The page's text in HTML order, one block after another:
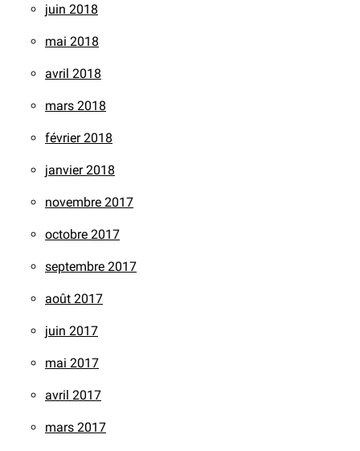
juin 2018
mai 2018
avril 2018
mars 2018
février 2018
janvier 2018
novembre 2017
octobre 2017
septembre 2017
août 2017
juin 2017
mai 2017
avril 2017
mars 2017